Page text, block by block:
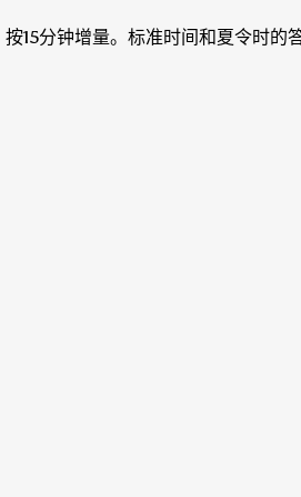
15分钟增量。标准时间和夏令时的